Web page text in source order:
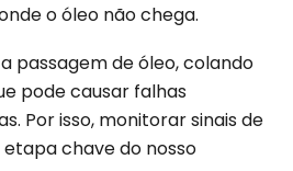
o óleo não chega.
passagem de óleo, colando
pode causar falhas
Por isso, monitorar sinais de
chave do nosso